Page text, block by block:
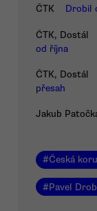
ČTK Drobil
ČTK, Dostál
od října
ČTK, Dostál
přesah
Jakub
#Česká
#Pavel